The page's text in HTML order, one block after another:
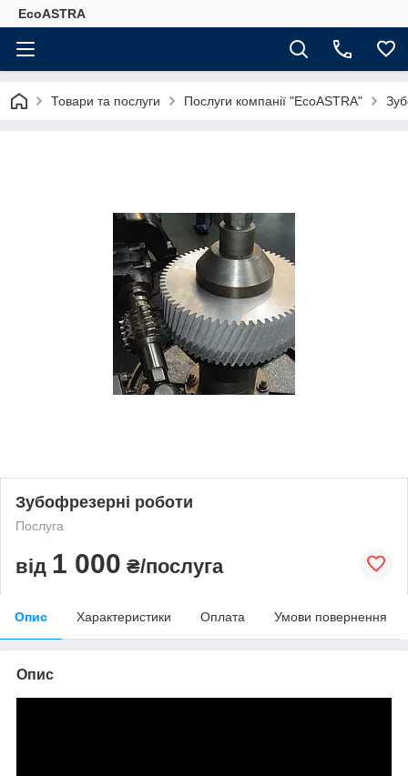
EcoASTRA
Товари та послуги Послуги компанії "EcoASTRA"
Зубофрезерні роботи
Послуга
від 1 000 ₴/послуга
Опис Характеристики Оплата Умови повернення
Опис